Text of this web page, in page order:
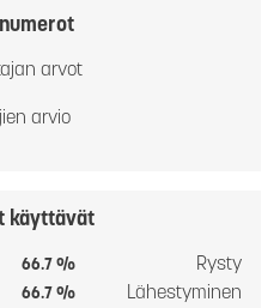
arvot
arvio
käyttävät
66.7 % Rysty
66.7 % Lähestyminen